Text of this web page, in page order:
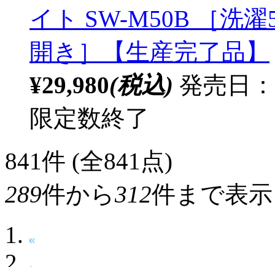
イト SW-M50B ［洗
開き］【生産完了品】
¥29,980(税込) 発売日
限定数終了
841件 (全841点)
289件から312件まで表示